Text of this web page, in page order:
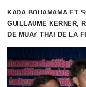
KADA BOUAMAMA ET
GUILLAUME KERNER,
DE MUAY THAI DE LA